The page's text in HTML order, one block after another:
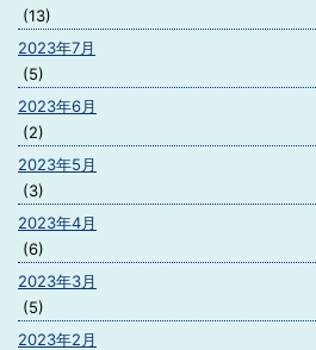
(13)
2023年7月
(5)
2023年6月
(2)
2023年5月
(3)
2023年4月
(6)
2023年3月
(5)
2023年2月